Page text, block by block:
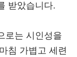
받았습니다.
로는 시인성을
침 가볍고 세련